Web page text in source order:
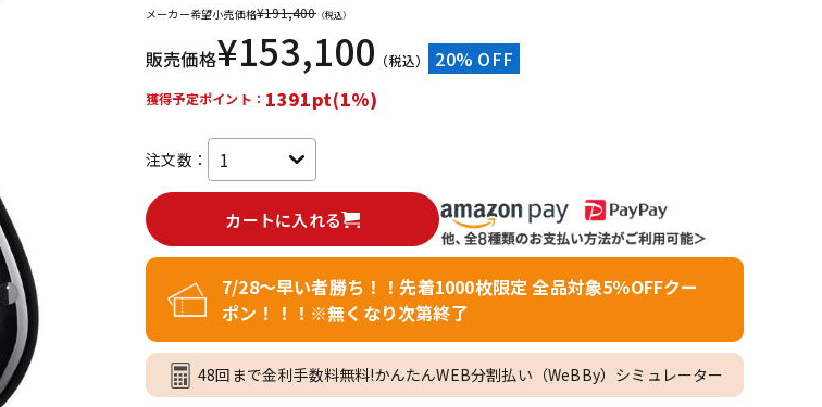
メーカー希望小売価格¥191,400（税込）
販売価格¥153,100 （税込） 20% OFF
獲得予定ポイント： 1391pt(1%)
注文数：
カートに入れる
7/28～早い者勝ち！！先着1000枚限定 全品対象5％OFFクー
ポン！！！※無くなり次第終了
48回まで金利手数料無料!かんたんWEB分割払い（WeBBy）シミュレーター